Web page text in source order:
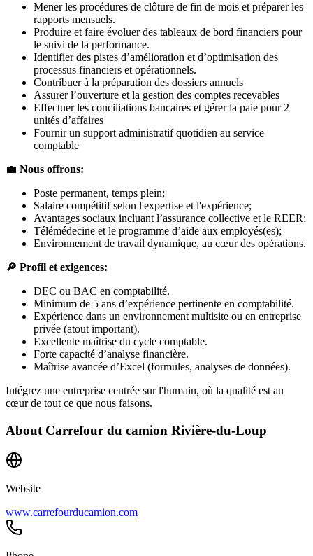
Mener les procédures de clôture de fin de mois et préparer les
rapports mensuels.
Produire et faire évoluer des tableaux de bord financiers pour
le suivi de la performance.
Identifier des pistes d’amélioration et d’optimisation des
processus financiers et opérationnels.
Contribuer à la préparation des dossiers annuels
Assurer l’ouverture et la gestion des comptes recevables
Effectuer les conciliations bancaires et gérer la paie pour 2
unités d’affaires
Fournir un support administratif quotidien au service
comptable
💼 Nous offrons:
Poste permanent, temps plein;
Salaire compétitif selon l'expertise et l'expérience;
Avantages sociaux incluant l’assurance collective et le REER;
Télémédecine et le programme d’aide aux employés(es);
Environnement de travail dynamique, au cœur des opérations.
🔎 Profil et exigences:
DEC ou BAC en comptabilité.
Minimum de 5 ans d’expérience pertinente en comptabilité.
Expérience dans un environnement multisite ou en entreprise
privée (atout important).
Excellente maîtrise du cycle comptable.
Forte capacité d’analyse financière.
Maîtrise avancée d’Excel (formules, analyses de données).
Intégrez une entreprise centrée sur l'humain, où la qualité est au
cœur de tout ce que nous faisons.
About Carrefour du camion Rivière-du-Loup
Website
www.carrefourducamion.com